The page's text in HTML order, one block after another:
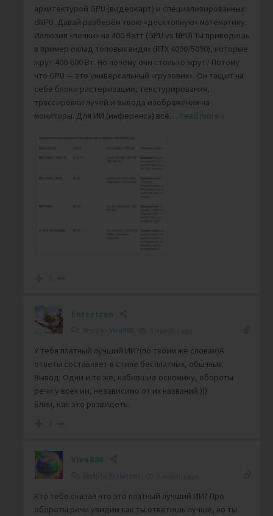
архитектурой GPU (видеокарт) и специализированных
dNPU. Давай разберём твою «десктопную» математику.
Иллюзия «печки» на 400 Ватт (GPU vs NPU) Ты приводишь
в пример охлад топовых видях (RTX 4090/5090), которые
жрут 400-600 Вт. Но почему они столько жрут? Потому
что GPU — это универсальный «грузовик». Он тащит на
себе блоки растеризации, текстурирования,
трассировки лучей и вывода изображения на
мониторы. Для ИИ (инференса) всё… Read more »
Entsetzen
Viva888
У тебя платный лучший ИИ?(по твоим же словам)А
ответы составляет в стиле бесплатных, обычных.
Вывод: Одни и те же, набившие оскомину, обороты
речи у всех ии, независимо от их названий.)))
Блин, как это развидеть.
Viva888
Entsetzen
Кто тебе сказал что это платный лучший ИИ? Про
обороты речи увидим как ты ответишь лучше, но ты